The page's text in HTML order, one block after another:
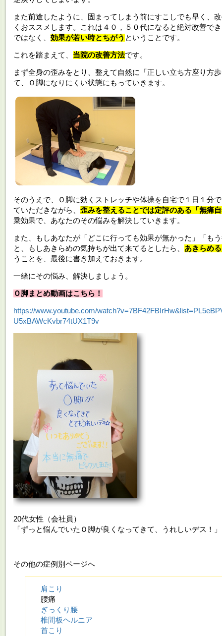
また前途したように、固まってしまう前にすこしでも早く、
くおススメします。これは４０，５０代になると絶対改善で
ではなく、 効果が若い時とちがう ということです。
これを踏まえて、 当院の改善方法です。
まず全身の歪みをとり、整えて自然に「正しい立ち方座り方
て、Ｏ脚になりにくい状態にもっていきます。
そのうえで、Ｏ脚に効くストレッチや体操を自宅で１日１分
ていただきながら、 歪みを整えることでは定評のある「無痛
乗効果で、あなたのその悩みを解決していきます。
また、もしあなたが「どこに行っても効果が無かった」「も
と、もしあきらめの気持ちが出て来てるとしたら、 あきらめ
うことを、最後に書き加えておきます。
一緒にその悩み、解決しましょう。
Ｏ脚まとめ動画はこちら！
https://www.youtube.com/
U5xBAWcKvbr74tUX1T9v
20代女性（会社員）
「ずっと悩んでいたＯ脚が良くなってきて、うれしいデス！」
その他の症例別ページへ
肩こり
腰痛
ぎっくり腰
椎間板ヘルニア
首こり